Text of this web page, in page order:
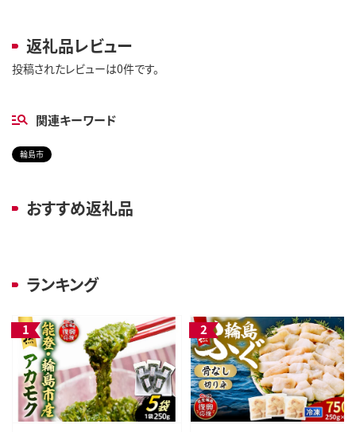
返礼品レビュー
投稿されたレビューは0件です。
関連キーワード
輪島市
おすすめ返礼品
ランキング